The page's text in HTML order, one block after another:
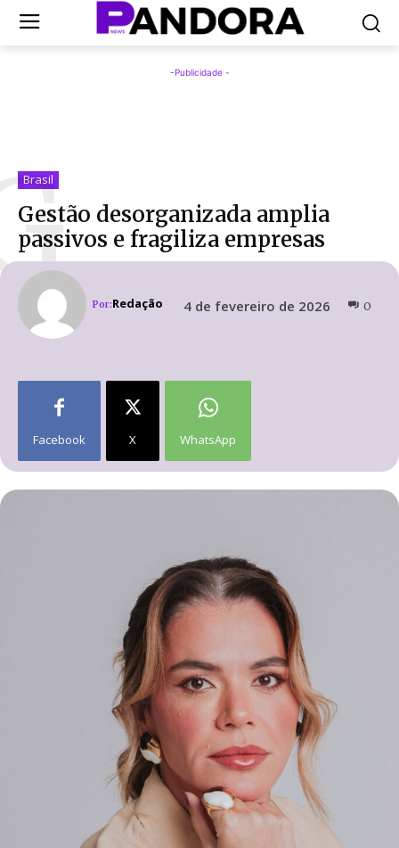
-Publicidade -
Brasil
Gestão desorganizada amplia
passivos e fragiliza empresas
Por:Redação 4 de fevereiro de 2026 0
Facebook X WhatsApp